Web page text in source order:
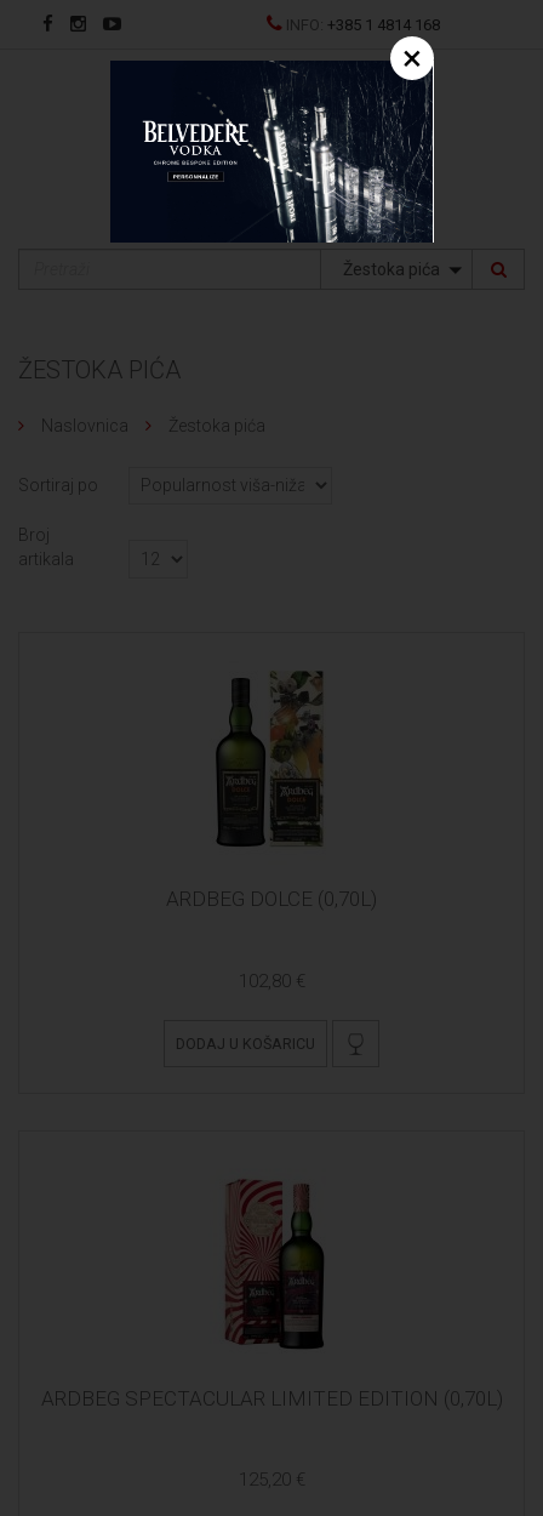
INFO:+385 1 4814 168
EN
Žestoka pića
ŽESTOKA PIĆA
Naslovnica Žestoka pića
Sortiraj po
Broj
artikala
ARDBEG DOLCE (0,70L)
102,80 €
DODAJ U KOŠARICU
ARDBEG SPECTACULAR LIMITED EDITION (0,70L)
125,20 €
×